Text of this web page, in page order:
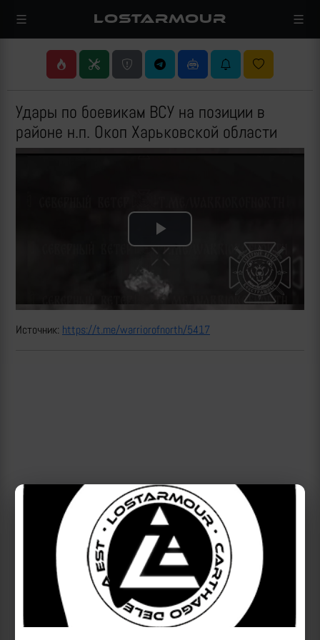
LOSTARMOUR
Удары по боевикам ВСУ на позиции в
районе н.п. Окоп Харьковской области
Play
Video
Источник: https://t.me/warriorofnorth/5417